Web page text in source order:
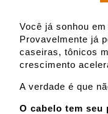
Você já sonhou
Provavelmente já
caseiras, tônicos
crescimento
A verdade é que
O cabelo tem